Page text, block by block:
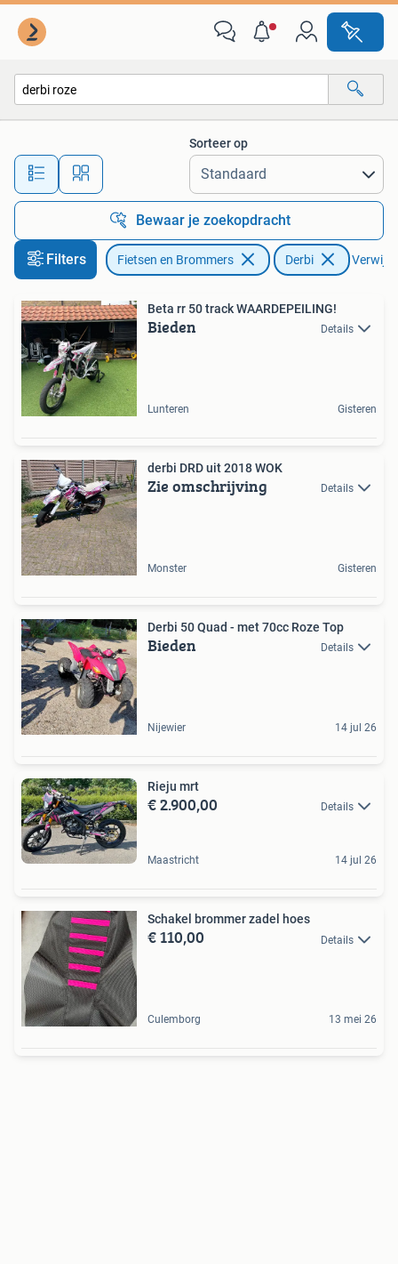
Alle afstanden…
Sorteer op
Bewaar je zoekopdracht
Filters Fietsen en Brommers Derbi
Beta rr 50 track WAARDEPEILING!
Bieden Details
Lunteren Gisteren
derbi DRD uit 2018 WOK
Zie omschrijving Details
Monster Gisteren
Derbi 50 Quad - met 70cc Roze Top
Bieden Details
Nijewier 14 jul 26
Rieju mrt
€ 2.900,00 Details
Maastricht 14 jul 26
Schakel brommer zadel hoes
€ 110,00 Details
Culemborg 13 mei 26